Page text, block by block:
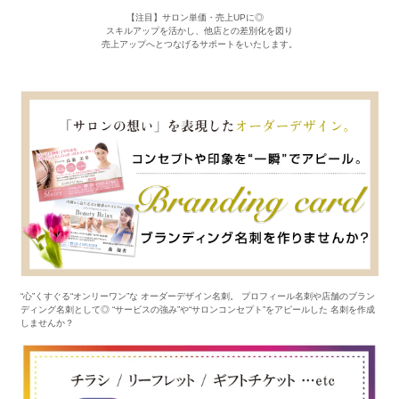
【注目】サロン単価・売上UPに◎
スキルアップを活かし、他店との差別化を図り
売上アップへとつなげるサポートをいたします。
“心”くすぐる“オンリーワン”な オーダーデザイン名刺。 プロフィール名刺や店舗のブラン
ディング名刺として◎ “サービスの強み”や“サロンコンセプト”をアピールした 名刺を作成
しませんか？